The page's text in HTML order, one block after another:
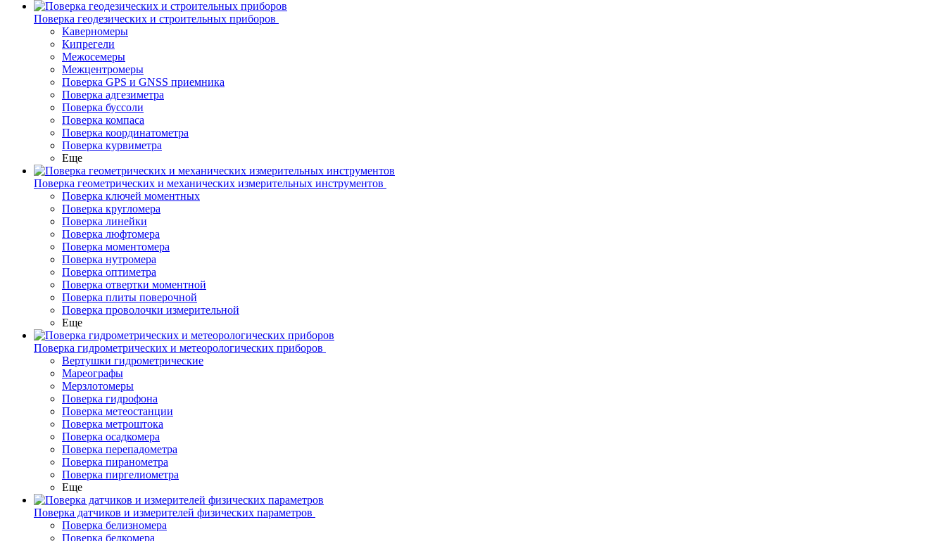
Поверка геодезических и строительных приборов
Каверномеры
Кипрегели
Межосемеры
Межцентромеры
Поверка GPS и GNSS приемника
Поверка адгезиметра
Поверка буссоли
Поверка компаса
Поверка координатометра
Поверка курвиметра
Еще
Поверка геометрических и механических измерительных инструментов
Поверка ключей моментных
Поверка кругломера
Поверка линейки
Поверка люфтомера
Поверка моментомера
Поверка нутромера
Поверка оптиметра
Поверка отвертки моментной
Поверка плиты поверочной
Поверка проволочки измерительной
Еще
Поверка гидрометрических и метеорологических приборов
Вертушки гидрометрические
Мареографы
Мерзлотомеры
Поверка гидрофона
Поверка метеостанции
Поверка метроштока
Поверка осадкомера
Поверка перепадометра
Поверка пиранометра
Поверка пиргелиометра
Еще
Поверка датчиков и измерителей физических параметров
Поверка белизномера
Поверка белкомера